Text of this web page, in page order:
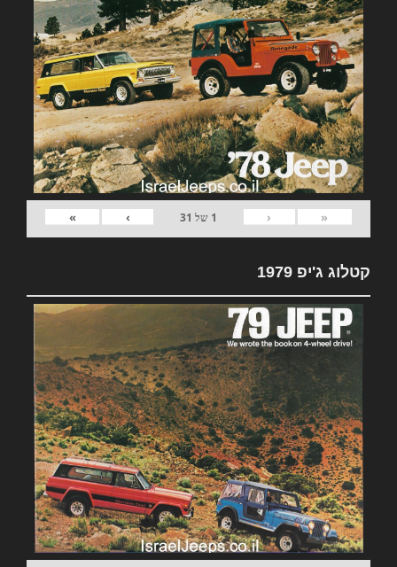
«
‹
1 של 31
›
»
קטלוג ג'יפ 1979